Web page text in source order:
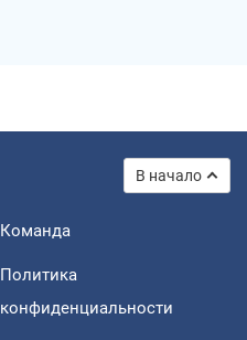
В начало
Команда
Политика
конфиденциальности